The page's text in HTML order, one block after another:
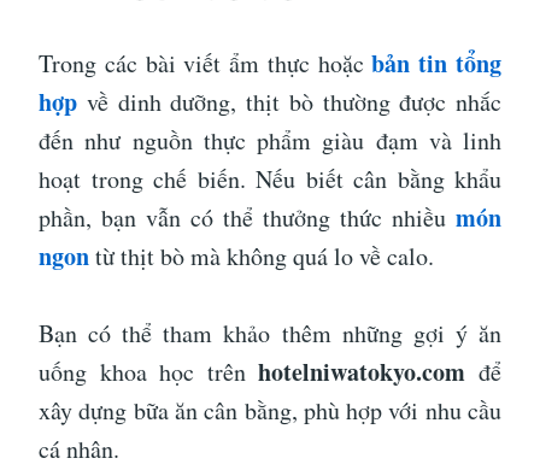
Trong các bài viết ẩm thực hoặcbản tin tổng
hợp về dinh dưỡng, thịt bò thường được nhắc
đến như nguồn thực phẩm giàu đạm và linh
hoạt trong chế biến. Nếu biết cân bằng khẩu
phần, bạn vẫn có thể thưởng thức nhiều món
ngontừ thịt bò mà không quá lo về calo.
Bạn có thể tham khảo thêm những gợi ý ăn
uống khoa học trênhotelniwatokyo.com để
xây dựng bữa ăn cân bằng, phù hợp với nhu cầu
cá nhân.